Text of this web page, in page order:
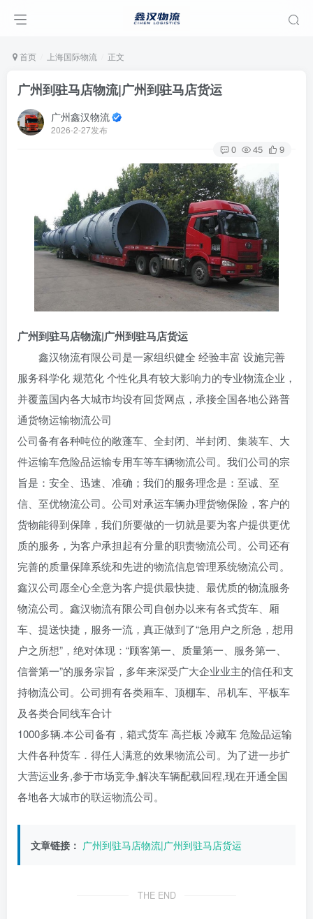
首页 上海国际物流 正文
广州到驻马店物流|广州到驻马店货运
广州鑫汉物流
2026-2-27发布
0 45 9
广州到驻马店物流|广州到驻马店货运
鑫汉物流有限公司是一家组织健全 经验丰富 设施完善
服务科学化 规范化 个性化具有较大影响力的专业物流企业，
并覆盖国内各大城市均设有回货网点，承接全国各地公路普
通货物运输物流公司
公司备有各种吨位的敞蓬车、全封闭、半封闭、集装车、大
件运输车危险品运输专用车等车辆物流公司。我们公司的宗
旨是：安全、迅速、准确；我们的服务理念是：至诚、至
信、至优物流公司。公司对承运车辆办理货物保险，客户的
货物能得到保障，我们所要做的一切就是要为客户提供更优
质的服务，为客户承担起有分量的职责物流公司。公司还有
完善的质量保障系统和先进的物流信息管理系统物流公司。
鑫汉公司愿全心全意为客户提供最快捷、最优质的物流服务
物流公司。鑫汉物流有限公司自创办以来有各式货车、厢
车、提送快捷，服务一流，真正做到了“急用户之所急，想用
户之所想”，绝对体现：“顾客第一、质量第一、服务第一、
信誉第一”的服务宗旨，多年来深受广大企业业主的信任和支
持物流公司。公司拥有各类厢车、顶棚车、吊机车、平板车
及各类合同线车合计
1000多辆.本公司备有，箱式货车 高拦板 冷藏车 危险品运输
大件各种货车．得任人满意的效果物流公司。为了进一步扩
大营运业务,参于市场竞争,解决车辆配载回程,现在开通全国
各地各大城市的联运物流公司。
文章链接： 广州到驻马店物流|广州到驻马店货运
THE END